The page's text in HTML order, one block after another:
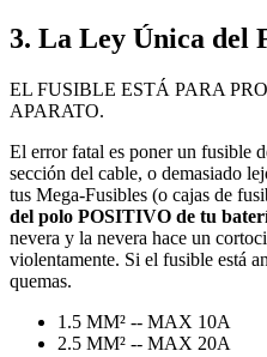
3. La Ley Única del
EL FUSIBLE ESTÁ PARA
APARATO.
El error fatal es poner un fusible
sección del cable, o demasiado
tus Mega-Fusibles (o cajas de
del polo POSITIVO de tu
nevera y la nevera hace un
violentamente. Si el fusible está
quemas.
1.5 MM² -- MAX 10A
2.5 MM² -- MAX 20A